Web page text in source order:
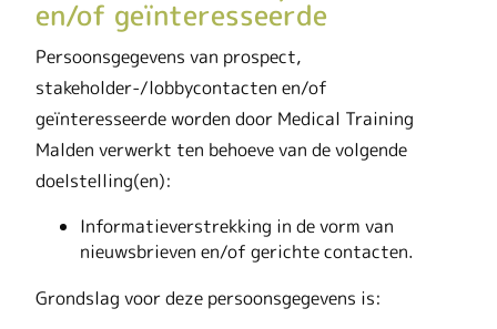
en/of geïnteresseerde
Persoonsgegevens van prospect,
stakeholder-/lobbycontacten en/of
geïnteresseerde worden door Medical Training
Malden verwerkt ten behoeve van de volgende
doelstelling(en):
Informatieverstrekking in de vorm van
nieuwsbrieven en/of gerichte contacten.
Grondslag voor deze persoonsgegevens is: